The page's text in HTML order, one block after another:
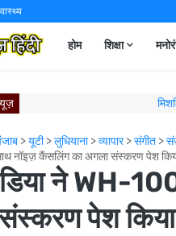
होम शिक्षा
विश्व रक्तदाता दिवस पर वीएफएस
कैम्ब्रिज से जुड़ा पंजाब
न्युवोको विस्टास ने लुधियाना नॉर्थ में
ऑल अकोर और इंडिगो
पुणे में जन्मी। प्राग में जश्न
मिशलिन इंडिया का
>यूटी>लुधियाना>व्यापार>संगीत >
नॉइज़ कैंसलिंग का अगला संस्करण पेश
ने WH-
पेश किया